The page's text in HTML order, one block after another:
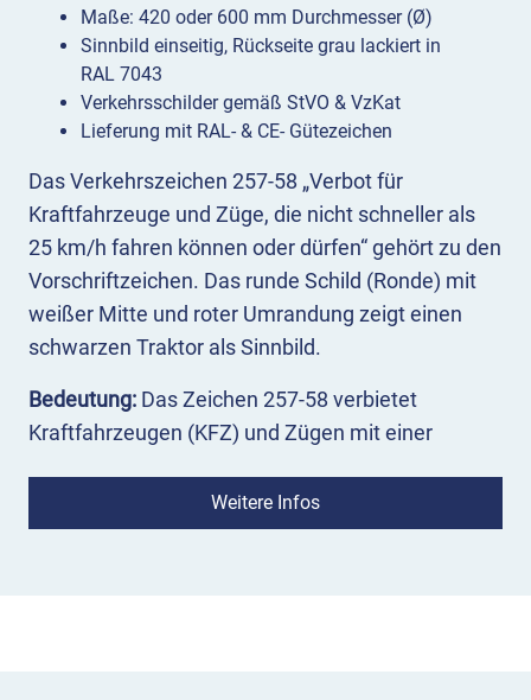
Das Verkehrszeichen 257-58 „Verbot für
Kraftfahrzeuge und Züge, die nicht schneller als
25 km/h fahren können oder dürfen“ gehört zu den
Vorschriftzeichen. Das runde Schild (Ronde) mit
weißer Mitte und roter Umrandung zeigt einen
schwarzen Traktor als Sinnbild.
Bedeutung: Das Zeichen 257-58 verbietet
Kraftfahrzeugen (KFZ) und Zügen mit einer
Verkehrsteilnahme. Gemeint sind hier zum
Beispiel Traktoren, landwirtschaftliche
Weitere Infos
Maße: 420 oder 600 mm Durchmesser (Ø)
Sinnbild einseitig, Rückseite grau lackiert in
RAL 7043
Verkehrsschilder gemäß StVO & VzKat
Lieferung mit RAL- & CE- Gütezeichen